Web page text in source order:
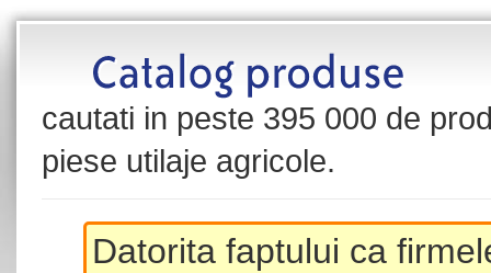
cautati in peste 395 000 de
piese utilaje agricole.
Datorita faptului ca